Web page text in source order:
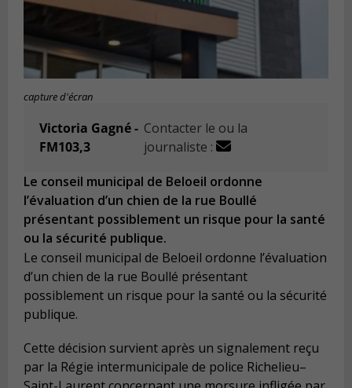
capture d'écran
Victoria Gagné -
FM103,3
Contacter le ou la
journaliste :
Le conseil municipal de Beloeil ordonne
l’évaluation d’un chien de la rue Boullé
présentant possiblement un risque pour la santé
ou la sécurité publique.
Le conseil municipal de Beloeil ordonne l’évaluation
d’un chien de la rue Boullé présentant
possiblement un risque pour la santé ou la sécurité
publique.
Cette décision survient après un signalement reçu
par la Régie intermunicipale de police Richelieu–